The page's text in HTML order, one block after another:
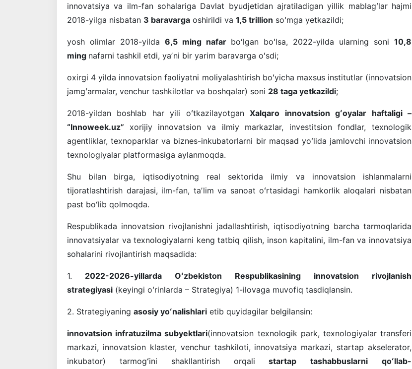
innovatsiya va ilm-fan sohalariga Davlat byudjetidan ajratiladigan yillik mablagʻlar hajmi
2018-yilga nisbatan 3 baravarga oshirildi va 1,5 trillion soʻmga yetkazildi;
yosh olimlar 2018-yilda 6,5 ming nafar boʻlgan boʻlsa, 2022-yilda ularning soni 10,8
ming nafarni tashkil etdi, yaʼni bir yarim baravarga oʻsdi;
oxirgi 4 yilda innovatsion faoliyatni moliyalashtirish boʻyicha maxsus institutlar (innovatsion
jamgʻarmalar, venchur tashkilotlar va boshqalar) soni 28 taga yetkazildi;
2018-yildan boshlab har yili oʻtkazilayotganXalqaro innovatsion gʻoyalar haftaligi –
“Innoweek.uz” xorijiy innovatsion va ilmiy markazlar, investitsion fondlar, texnologik
agentliklar, texnoparklar va biznes-inkubatorlarni bir maqsad yoʻlida jamlovchi innovatsion
texnologiyalar platformasiga aylanmoqda.
Shu bilan birga, iqtisodiyotning real sektorida ilmiy va innovatsion ishlanmalarni
tijoratlashtirish darajasi, ilm-fan, taʼlim va sanoat oʻrtasidagi hamkorlik aloqalari nisbatan
past boʻlib qolmoqda.
Respublikada innovatsion rivojlanishni jadallashtirish, iqtisodiyotning barcha tarmoqlarida
innovatsiyalar va texnologiyalarni keng tatbiq qilish, inson kapitalini, ilm-fan va innovatsiya
sohalarini rivojlantirish maqsadida:
1. 2022-2026-yillarda Oʻzbekiston Respublikasining innovatsion rivojlanish
strategiyasi (keyingi oʻrinlarda – Strategiya) 1-ilovaga muvofiq tasdiqlansin.
2. Strategiyaning asosiy yoʻnalishlari etib quyidagilar belgilansin:
innovatsion infratuzilma subyektlari(innovatsion texnologik park, texnologiyalar transferi
markazi, innovatsion klaster, venchur tashkiloti, innovatsiya markazi, startap akselerator,
inkubator) tarmogʻini shakllantirish orqalistartap tashabbuslarni
qoʻllab-